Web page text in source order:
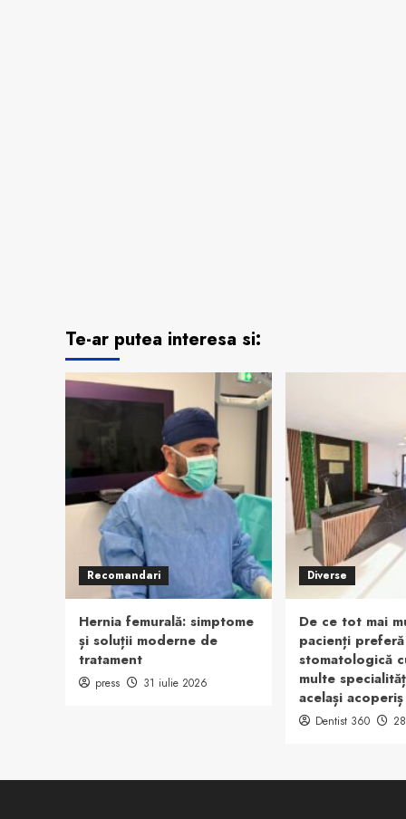
Te-ar putea interesa si:
Recomandari
Hernia femurală: simptome
și soluții moderne de
tratament
press 31 iulie 2026
Diverse
De ce tot mai
pacienți
stomatologică
multe
același acoperiș
Dentist 360